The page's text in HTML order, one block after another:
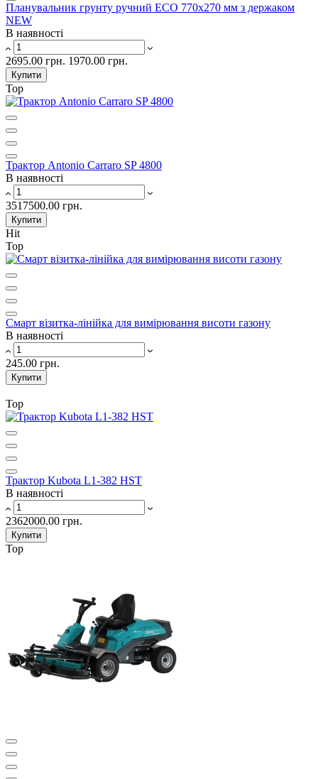
Планувальник грунту ручний ЕCО 770x270 мм з держаком
NEW
В наявності
2695.00 грн. 1970.00 грн.
Купити
Top
Трактор Antonio Carraro SP 4800
В наявності
3517500.00 грн.
Купити
Hit
Top
Смарт візитка-лінійка для вимірювання висоти газону
В наявності
245.00 грн.
Купити
Top
Трактор Kubota L1-382 HST
В наявності
2362000.00 грн.
Купити
Top